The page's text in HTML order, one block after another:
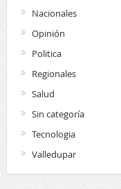
Nacionales
Opinión
Politica
Regionales
Salud
Sin categoría
Tecnologia
Valledupar